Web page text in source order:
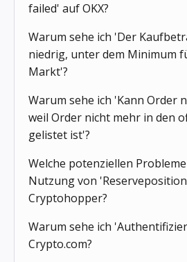
failed' auf OKX?
Warum sehe ich 'Der
niedrig, unter dem Minimum
Markt'?
Warum sehe ich 'Kann Order
weil Order nicht mehr in den
gelistet ist'?
Welche potenziellen
Nutzung von
Cryptohopper?
Warum sehe ich
Crypto.com?